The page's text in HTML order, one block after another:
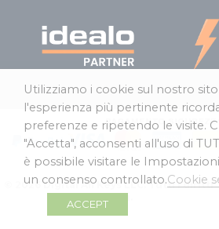
© 2026 Digital All Keys LLC. Tutti i diritti
Utilizziamo i cookie sul nostro
l'esperienza più pertinente
preferenze e ripetendo le visite.
"Accetta", acconsenti all'uso di
è possibile visitare le
un consenso controllato.Cookie
ACCEPT